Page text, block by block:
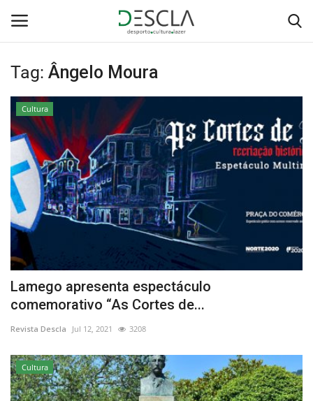
Login Registar
Home
...by Descla
Desporto
Contactos
Sobre Nós
Educação
Estatuto Editorial
Saúde
Tag: Ângelo Moura
Cultura
Lamego apresenta espectáculo
comemorativo “As Cortes de...
Revista Descla Jul 12, 2021 3208
Cultura